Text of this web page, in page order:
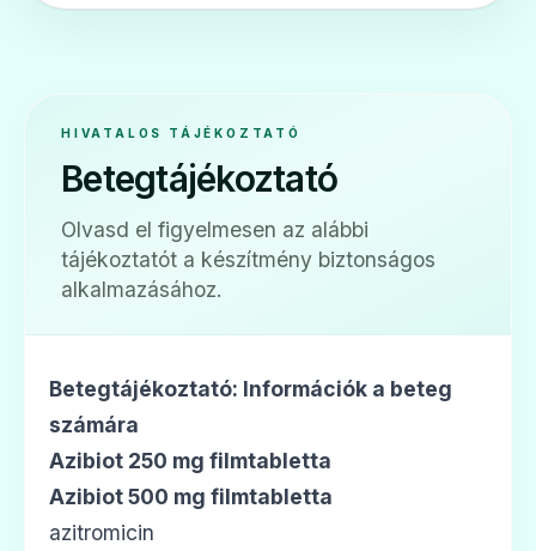
💊
Azithromycin 1 A Pharma 250 mg
filmtabletta
Ár: —
💊
Azithromycin 1 A Pharma 500 mg
HIVATALOS TÁJÉKOZTATÓ
Betegtájékoztató
Olvasd el figyelmesen az alábbi
tájékoztatót a készítmény biztonságos
alkalmazásához.
Betegtájékoztató: Információk a beteg
számára
Azibiot 250 mg filmtabletta
Azibiot 500 mg filmtabletta
azitromicin